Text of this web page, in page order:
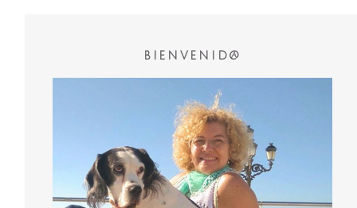
BIENVENID@